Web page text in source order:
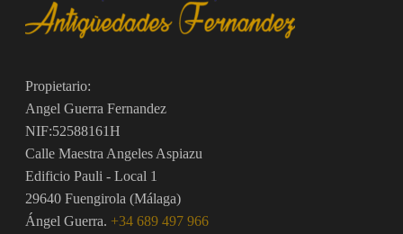
Propietario:
Angel Guerra Fernandez
NIF:52588161H
Calle Maestra Angeles Aspiazu
Edificio Pauli - Local 1
29640 Fuengirola (Málaga)
Ángel Guerra. +34 689 497 966